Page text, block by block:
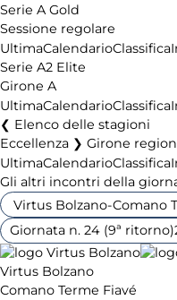
Serie A Gold
Sessione regolare
UltimaCalendarioClassifica
Serie A2 Elite
Girone A
UltimaCalendarioClassifica
Elenco delle stagioni
Eccellenza ❯ Girone
UltimaCalendarioClassifica
Gli altri incontri della
Giornata n. 24 (9ª ritorno)
Virtus Bolzano
Comano Terme Fiavé